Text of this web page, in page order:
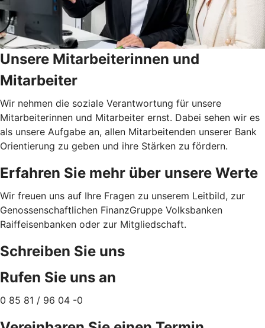
Unsere Mitarbeiterinnen und
Mitarbeiter
Wir nehmen die soziale Verantwortung für unsere
Mitarbeiterinnen und Mitarbeiter ernst. Dabei sehen wir es
als unsere Aufgabe an, allen Mitarbeitenden unserer Bank
Orientierung zu geben und ihre Stärken zu fördern.
Erfahren Sie mehr über unsere Werte
Wir freuen uns auf Ihre Fragen zu unserem Leitbild, zur
Genossenschaftlichen FinanzGruppe Volksbanken
Raiffeisenbanken oder zur Mitgliedschaft.
Schreiben Sie uns
Rufen Sie uns an
0 85 81 / 96 04 -0